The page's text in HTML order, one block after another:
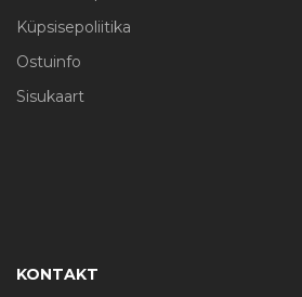
Küpsisepoliitika
Ostuinfo
Sisukaart
KONTAKT